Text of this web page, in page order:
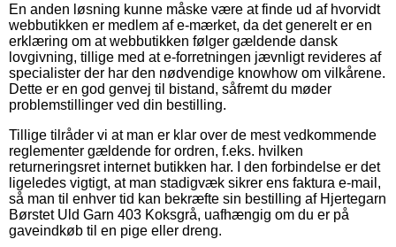
En anden løsning kunne måske være at finde ud af hvorvidt
webbutikken er medlem af e-mærket, da det generelt er en
erklæring om at webbutikken følger gældende dansk
lovgivning, tillige med at e-forretningen jævnligt revideres af
specialister der har den nødvendige knowhow om vilkårene.
Dette er en god genvej til bistand, såfremt du møder
problemstillinger ved din bestilling.
Tillige tilråder vi at man er klar over de mest vedkommende
reglementer gældende for ordren, f.eks. hvilken
returneringsret internet butikken har. I den forbindelse er det
ligeledes vigtigt, at man stadigvæk sikrer ens faktura e-mail,
så man til enhver tid kan bekræfte sin bestilling af Hjertegarn
Børstet Uld Garn 403 Koksgrå, uafhængig om du er på
gaveindkøb til en pige eller dreng.